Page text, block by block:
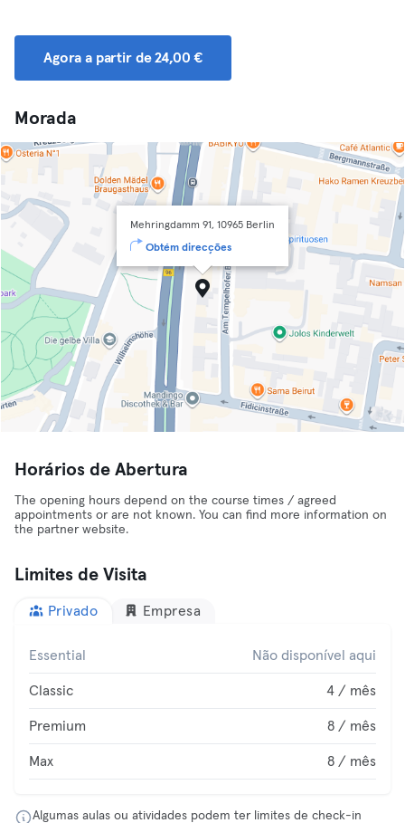
Agora a partir de 24,00 €
Morada
Mehringdamm 91, 10965 Berlin
Obtém direcções
Horários de Abertura
The opening hours depend on the course times / agreed
appointments or are not known. You can find more information on
the partner website.
Limites de Visita
Privado Empresa
Essential Não disponível aqui
Classic 4 / mês
Premium 8 / mês
Max 8 / mês
Algumas aulas ou atividades podem ter limites de check-in